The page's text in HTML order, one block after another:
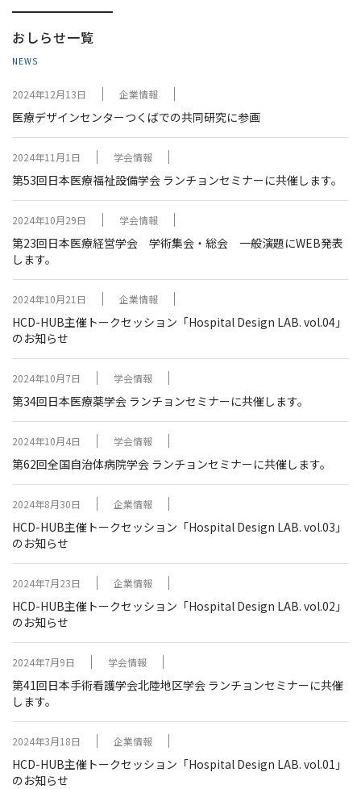
おしらせ一覧
NEWS
2024年12月13日 企業情報
医療デザインセンターつくばでの共同研究に参画
2024年11月1日 学会情報
第53回日本医療福祉設備学会 ランチョンセミナーに共催します。
2024年10月29日 学会情報
第23回日本医療経営学会 学術集会・総会 一般演題にWEB発表
します。
2024年10月21日 企業情報
HCD-HUB主催トークセッション「Hospital Design LAB. vol.04」
のお知らせ
2024年10月7日 学会情報
第34回日本医療薬学会 ランチョンセミナーに共催します。
2024年10月4日 学会情報
第62回全国自治体病院学会 ランチョンセミナーに共催します。
2024年8月30日 企業情報
HCD-HUB主催トークセッション「Hospital Design LAB. vol.03」
のお知らせ
2024年7月23日 企業情報
HCD-HUB主催トークセッション「Hospital Design LAB. vol.02」
のお知らせ
2024年7月9日 学会情報
第41回日本手術看護学会北陸地区学会 ランチョンセミナーに共催
します。
2024年3月18日 企業情報
HCD-HUB主催トークセッション「Hospital Design LAB. vol.01」
のお知らせ